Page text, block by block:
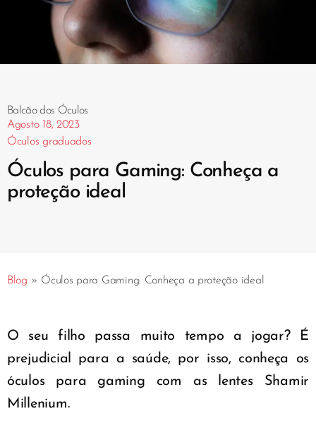
Balcão dos Óculos
Agosto 18, 2023
Óculos graduados
Óculos para Gaming: Conheça a
proteção ideal
Blog » Óculos para Gaming: Conheça a proteção ideal
O seu filho passa muito tempo a jogar? É
prejudicial para a saúde, por isso, conheça os
óculos para gaming com as lentes Shamir
Millenium.